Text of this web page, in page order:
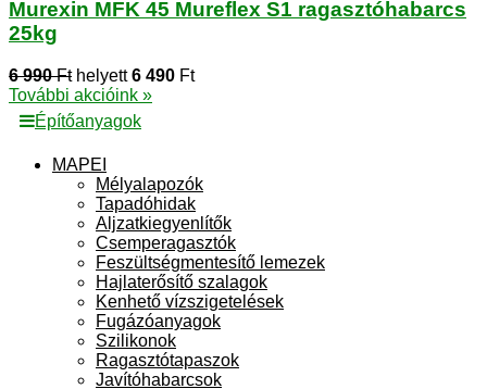
Murexin MFK 45 Mureflex S1 ragasztóhabarcs
25kg
6 990 Fthelyett6 490 Ft
További akcióink »
Építőanyagok
MAPEI
Mélyalapozók
Tapadóhidak
Aljzatkiegyenlítők
Csemperagasztók
Feszültségmentesítő lemezek
Hajlaterősítő szalagok
Kenhető vízszigetelések
Fugázóanyagok
Szilikonok
Ragasztótapaszok
Javítóhabarcsok